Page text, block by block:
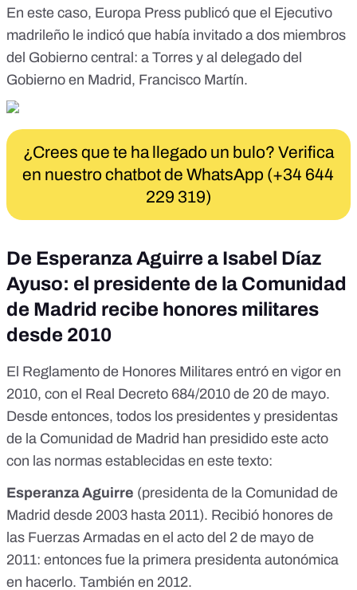
En este caso, Europa Press publicó que el Ejecutivo
madrileño le indicó que había invitado a dos miembros
del Gobierno central : a Torres y al delegado del
Gobierno en Madrid, Francisco Martín.
¿Crees que te ha llegado un bulo? Verifica
en nuestro chatbot de WhatsApp (+34 644
229 319)
De Esperanza Aguirre a Isabel Díaz
Ayuso: el presidente de la Comunidad
de Madrid recibe honores militares
desde 2010
El Reglamento de Honores Militares entró en vigor en
2010, con el Real Decreto 684/2010 de 20 de mayo.
Desde entonces, todos los presidentes y presidentas
de la Comunidad de Madrid han presidido este acto
con las normas establecidas en este texto:
Esperanza Aguirre (presidenta de la Comunidad de
Madrid desde 2003 hasta 2011). Recibió honores de
las Fuerzas Armadas en el acto del 2 de mayo de
2011: entonces fue la primera presidenta autonómica
en hacerlo. También en 2012.